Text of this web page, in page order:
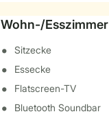
Wohn-/Esszimmer
Sitzecke
Essecke
Flatscreen-TV
Bluetooth Soundbar